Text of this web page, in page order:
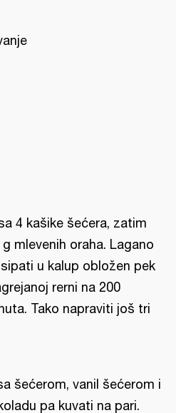
4 kašike šećera, zatim
mlevenih oraha. Lagano
u kalup obložen pek
rerni na 200
Tako napraviti još tri
šećerom, vanil šećerom i
pa kuvati na pari.